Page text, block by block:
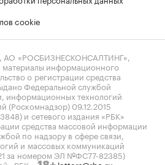
cookie
«РОСБИЗНЕСКОНСАЛТИНГ»,
материалы информационного
о регистрации средства
Федеральной службой
информационных технологий
(Роскомнадзор) 09.12.2015
и сетевого издания «РБК»
средства массовой информации
по надзору в сфере связи,
и массовых коммуникаций
за номером ЭЛ №ФС77-82385)